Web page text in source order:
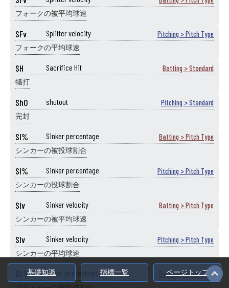
フォークの被平均球速
SFv Splitter velocity Pitching > Pitch Type
フォークの平均球速
SH Sacrifice Hit Batting > Standard
犠打
ShO shutout Pitching > Standard
完封
SI% Sinker percentage Batting > Pitch Type
シンカーの被投球割合
SI% Sinker percentage Pitching > Pitch Type
シンカーの投球割合
SIv Sinker velocity Batting > Pitch Type
シンカーの被平均球速
SIv Sinker velocity Pitching > Pitch Type
シンカーの平均球速
SL% Slider percentage Batting > Pitch Type
基礎知識 指標一覧 ページトップ